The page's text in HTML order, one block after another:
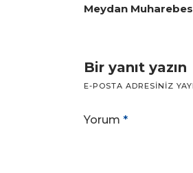
Meydan
Bir yanıt yazın
E-POSTA ADRESINIZ
Yorum *